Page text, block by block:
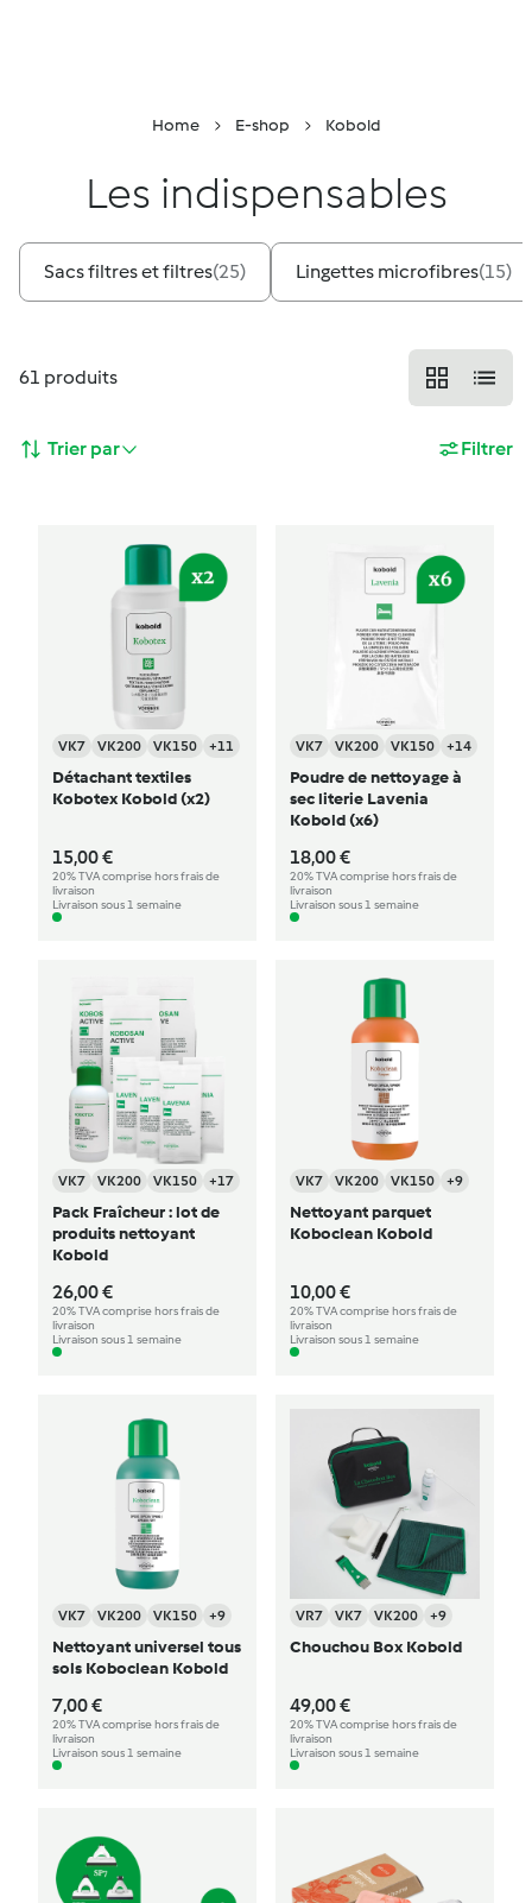
Home E-shop Kobold
Les indispensables
Sacs filtres et filtres(25) Lingettes microfibres(15)
61 produits
Trier par Filtrer
VK7 VK200 VK150 +11
Détachant textiles
Kobotex Kobold (x2)
15,00 €
20% TVA comprise hors frais de
livraison
Livraison sous 1 semaine
VK7 VK200 VK150 +14
Poudre de nettoyage à
sec literie Lavenia
Kobold (x6)
18,00 €
20% TVA comprise hors frais de
livraison
Livraison sous 1 semaine
VK7 VK200 VK150 +17
Pack Fraîcheur : lot de
produits nettoyant
Kobold
26,00 €
20% TVA comprise hors frais de
livraison
Livraison sous 1 semaine
VK7 VK200 VK150 +9
Nettoyant parquet
Koboclean Kobold
10,00 €
20% TVA comprise hors frais de
livraison
Livraison sous 1 semaine
VK7 VK200 VK150 +9
Nettoyant universel tous
sols Koboclean Kobold
7,00 €
20% TVA comprise hors frais de
livraison
Livraison sous 1 semaine
VR7 VK7 VK200 +9
Chouchou Box Kobold
49,00 €
20% TVA comprise hors frais de
livraison
Livraison sous 1 semaine